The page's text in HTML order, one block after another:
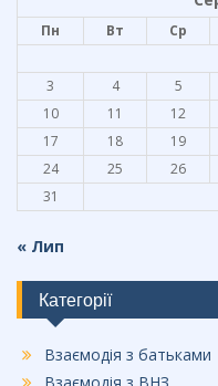
Пн Вт Ср
3
4 5
10
11 12
17
18 19
24
25 26
31
« Лип
Категорії
Взаємодія з батьками